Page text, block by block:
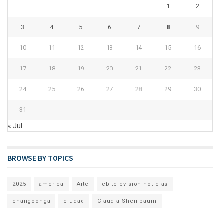
1 2
3 4 5 6 7 8 9
10 11 12 13 14 15 16
17 18 19 20 21 22 23
24 25 26 27 28 29 30
31
« Jul
BROWSE BY TOPICS
2025 america Arte cb television noticias
changoonga ciudad Claudia Sheinbaum